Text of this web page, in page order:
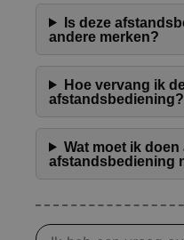
Is deze
andere merken?
Hoe vervang ik
afstandsbediening?
Wat moet ik doen
afstandsbediening
Vraag